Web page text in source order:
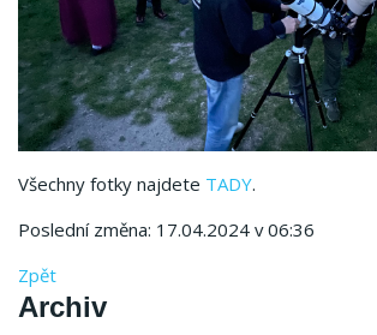
Všechny fotky najdete TADY.
Poslední změna: 17.04.2024 v 06:36
Zpět
Archiv